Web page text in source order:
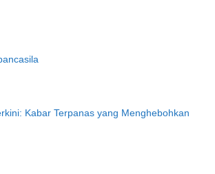
Kabar Terpanas yang Menghebohkan